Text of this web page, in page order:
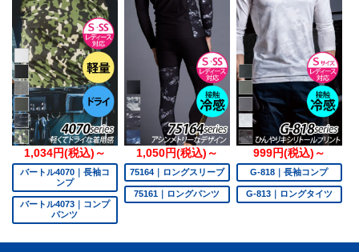
1,034円(税込)～
バートル4070｜長袖コ
ンプ
バートル4073｜コンプ
パンツ
1,050円(税込)～
75164｜ロングスリーブ
75161｜ロングパンツ
999円(税込)～
G-818｜長袖コンプ
G-813｜ロングタイツ